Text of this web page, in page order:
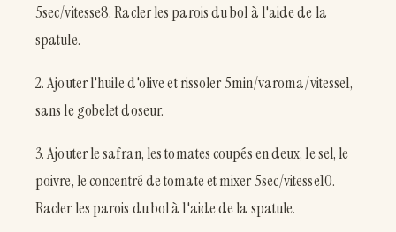
5sec/vitesse8. Racler les parois du bol à l'aide de la
spatule.
2. Ajouter l'huile d'olive et rissoler 5min/varoma/vitesse1,
sans le gobelet doseur.
3. Ajouter le safran, les tomates coupés en deux, le sel, le
poivre, le concentré de tomate et mixer 5sec/vitesse10.
Racler les parois du bol à l'aide de la spatule.